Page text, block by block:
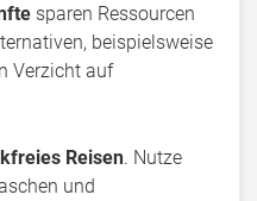
sparen Ressourcen
beispielsweise
Verzicht auf
Reisen. Nutze
und